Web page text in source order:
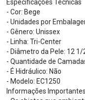
Especificações Técnicas
- Cor: Bege
- Unidades por
- Gênero: Unissex
- Linha: Tri-Center
- Diâmetro da Pele: 12
- Quantidade de
- É Hidráulico: Não
- Modelo: EC1250
Informações